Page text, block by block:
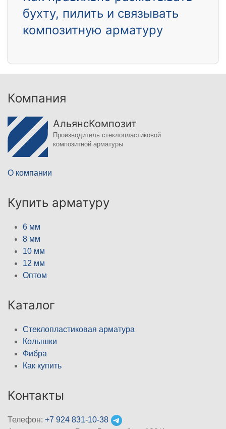
бухту, пилить и связывать
композитную арматуру
Компания
АльянсКомпозит
Производитель стеклопластиковой
композитной арматуры
О компании
Купить арматуру
6 мм
8 мм
10 мм
12 мм
Оптом
Каталог
Стеклопластиковая арматура
Колышки
Фибра
Как купить
Контакты
Телефон: +7 924 831-10-38